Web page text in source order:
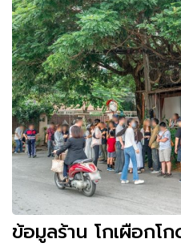
ข้อมูลร้าน โกเผือกโก